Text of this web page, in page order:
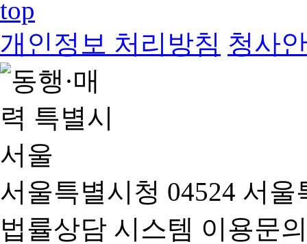
개인정보 처리방침 청사
서울특별시청 04524 서
법률상담 시스템 이용문